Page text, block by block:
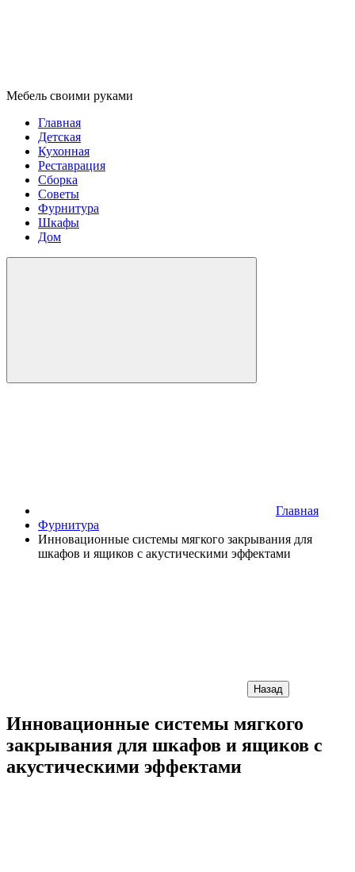
Мебель своими руками
Главная
Детская
Кухонная
Реставрация
Сборка
Советы
Фурнитура
Шкафы
Дом
Главная
Фурнитура
Инновационные системы мягкого закрывания для
шкафов и ящиков с акустическими эффектами
Назад
Инновационные системы мягкого
закрывания для шкафов и ящиков с
акустическими эффектами